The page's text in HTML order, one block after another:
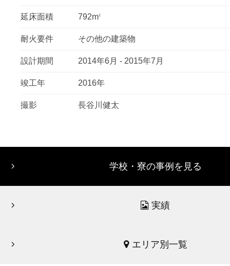
延床面積 792m2
耐火要件 その他の建築物
設計期間 2014年6月 - 2015年7月
竣工年 2016年
撮影 長谷川健太
学校・寮の事例を見る
実績
エリア別一覧